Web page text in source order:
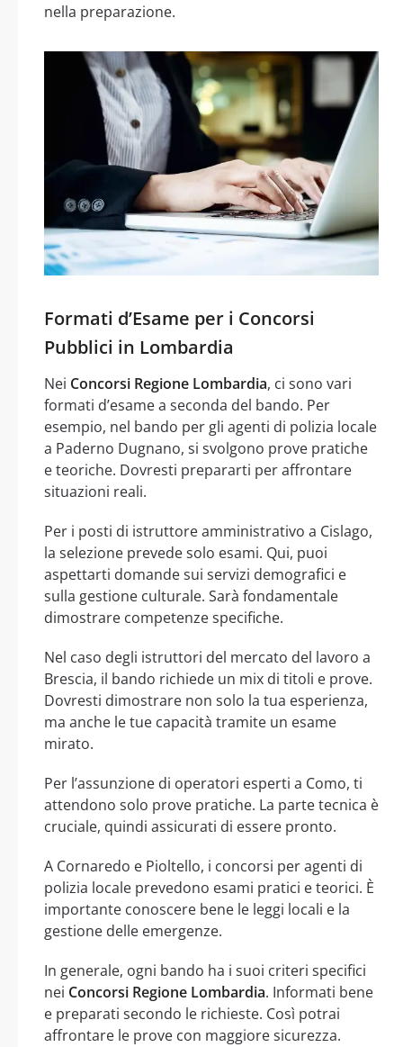
nella preparazione.
Formati d’Esame per i Concorsi
Pubblici in Lombardia
Nei Concorsi Regione Lombardia, ci sono vari
formati d’esame a seconda del bando. Per
esempio, nel bando per gli agenti di polizia locale
a Paderno Dugnano, si svolgono prove pratiche
e teoriche. Dovresti prepararti per affrontare
situazioni reali.
Per i posti di istruttore amministrativo a Cislago,
la selezione prevede solo esami. Qui, puoi
aspettarti domande sui servizi demografici e
sulla gestione culturale. Sarà fondamentale
dimostrare competenze specifiche.
Nel caso degli istruttori del mercato del lavoro a
Brescia, il bando richiede un mix di titoli e prove.
Dovresti dimostrare non solo la tua esperienza,
ma anche le tue capacità tramite un esame
mirato.
Per l’assunzione di operatori esperti a Como, ti
attendono solo prove pratiche. La parte tecnica è
cruciale, quindi assicurati di essere pronto.
A Cornaredo e Pioltello, i concorsi per agenti di
polizia locale prevedono esami pratici e teorici. È
importante conoscere bene le leggi locali e la
gestione delle emergenze.
In generale, ogni bando ha i suoi criteri specifici
nei Concorsi Regione Lombardia. Informati bene
e preparati secondo le richieste. Così potrai
affrontare le prove con maggiore sicurezza.